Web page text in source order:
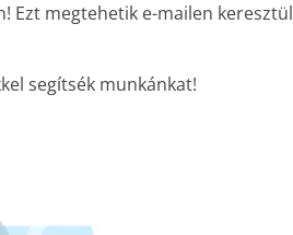
Ezt megtehetik e-mailen keresztül
segítsék munkánkat!